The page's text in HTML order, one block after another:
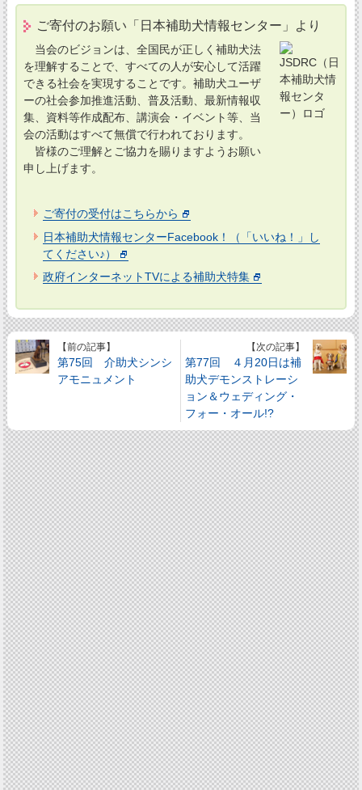
ご寄付のお願い「日本補助犬情報センター」より
当会のビジョンは、全国民が正しく補助犬法
を理解することで、すべての人が安心して活躍
できる社会を実現することです。補助犬ユーザ
ーの社会参加推進活動、普及活動、最新情報収
集、資料等作成配布、講演会・イベント等、当
会の活動はすべて無償で行われております。
皆様のご理解とご協力を賜りますようお願い
申し上げます。
ご寄付の受付はこちらから
日本補助犬情報センターFacebook！（「いいね！」し
てください♪）
政府インターネットTVによる補助犬特集
【前の記事】
第75回 介助犬シンシ
アモニュメント
【次の記事】
第77回 ４月20日は補
助犬デモンストレーシ
ョン＆ウェディング・
フォー・オール!?